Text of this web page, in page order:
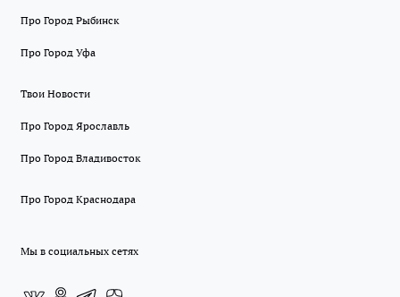
Про Город Рыбинск
Про Город Уфа
Твои Новости
Про Город Ярославль
Про Город Владивосток
Про Город Краснодара
Мы в социальных сетях